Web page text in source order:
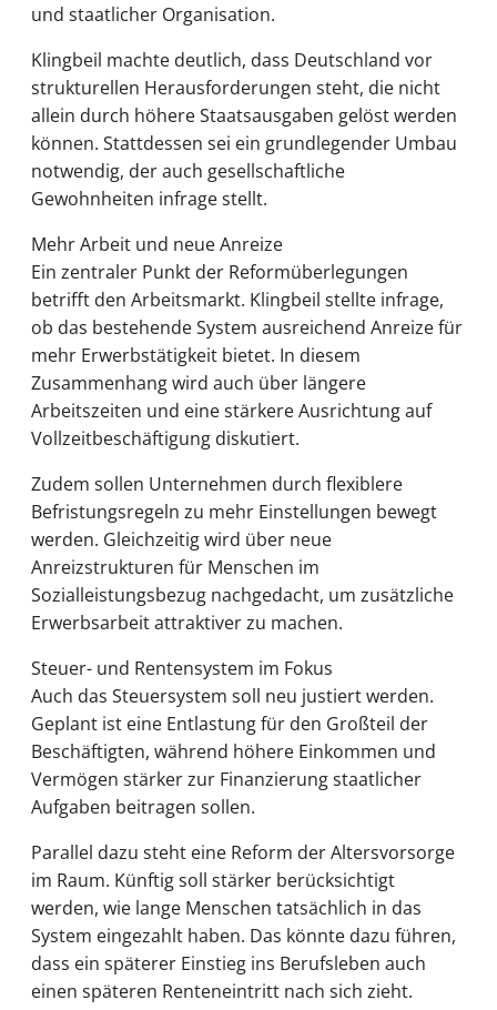
und staatlicher Organisation.
Klingbeil machte deutlich, dass Deutschland vor
strukturellen Herausforderungen steht, die nicht
allein durch höhere Staatsausgaben gelöst werden
können. Stattdessen sei ein grundlegender Umbau
notwendig, der auch gesellschaftliche
Gewohnheiten infrage stellt.
Mehr Arbeit und neue Anreize
Ein zentraler Punkt der Reformüberlegungen
betrifft den Arbeitsmarkt. Klingbeil stellte infrage,
ob das bestehende System ausreichend Anreize für
mehr Erwerbstätigkeit bietet. In diesem
Zusammenhang wird auch über längere
Arbeitszeiten und eine stärkere Ausrichtung auf
Vollzeitbeschäftigung diskutiert.
Zudem sollen Unternehmen durch flexiblere
Befristungsregeln zu mehr Einstellungen bewegt
werden. Gleichzeitig wird über neue
Anreizstrukturen für Menschen im
Sozialleistungsbezug nachgedacht, um zusätzliche
Erwerbsarbeit attraktiver zu machen.
Steuer- und Rentensystem im Fokus
Auch das Steuersystem soll neu justiert werden.
Geplant ist eine Entlastung für den Großteil der
Beschäftigten, während höhere Einkommen und
Vermögen stärker zur Finanzierung staatlicher
Aufgaben beitragen sollen.
Parallel dazu steht eine Reform der Altersvorsorge
im Raum. Künftig soll stärker berücksichtigt
werden, wie lange Menschen tatsächlich in das
System eingezahlt haben. Das könnte dazu führen,
dass ein späterer Einstieg ins Berufsleben auch
einen späteren Renteneintritt nach sich zieht.